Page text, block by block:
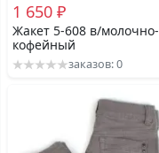
1 650 ₽
Жакет 5-608 в/молочно-
кофейный
заказов: 0